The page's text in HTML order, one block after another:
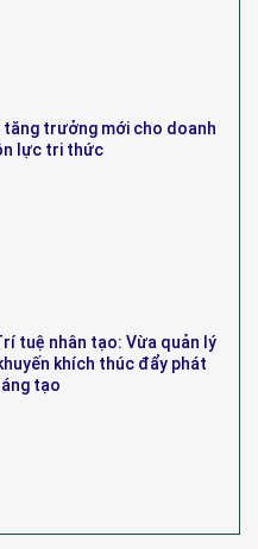
tăng trưởng mới cho doanh
lực tri thức
tuệ nhân tạo: Vừa quản lý
khích thúc đẩy phát
tạo